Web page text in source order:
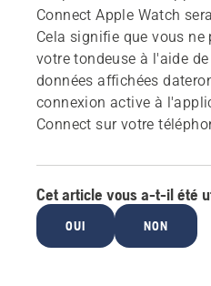
Connect Apple Watch
Cela signifie que vous
votre tondeuse à l'aide
données affichées
connexion active à
Connect sur votre
Cet article vous a-t-il été
OUI NON